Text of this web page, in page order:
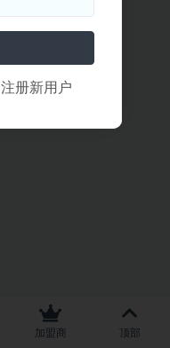
加盟商 顶部
注册新用户